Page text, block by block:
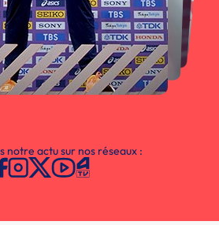
notre actu sur nos réseaux :